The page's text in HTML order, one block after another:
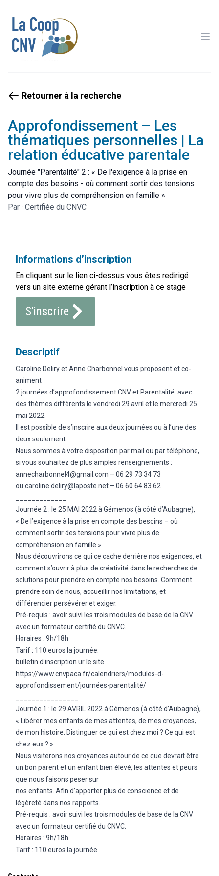
Retourner à la recherche
Approfondissement – Les
thématiques personnelles | La
relation éducative parentale
Journée "Parentalité" 2 : « De l'exigence à la prise en
compte des besoins - où comment sortir des tensions
pour vivre plus de compréhension en famille »
Par · Certifiée du CNVC
Informations d’inscription
En cliquant sur le lien ci-dessus vous êtes redirigé
vers un site externe gérant l’inscription à ce stage
S'inscrire
Descriptif
Caroline Deliry et Anne Charbonnel vous proposent et co-
animent
2 journées d’approfondissement CNV et Parentalité, avec
des thèmes différents le vendredi 29 avril et le mercredi 25
mai 2022.
Il est possible de s’inscrire aux deux journées ou à l’une des
deux seulement.
Nous sommes à votre disposition par mail ou par téléphone,
si vous souhaitez de plus amples renseignements :
annecharbonnel4@gmail.com – 06 29 73 34 73
ou caroline.deliry@laposte.net – 06 60 64 83 62
Journée 2 : le 25 MAI 2022 à Gémenos (à côté d’Aubagne),
« De l’exigence à la prise en compte des besoins – où
comment sortir des tensions pour vivre plus de
compréhension en famille »
Nous découvrirons ce qui ce cache derrière nos exigences, et
comment s’ouvrir à plus de créativité dans le recherches de
solutions pour prendre en compte nos besoins. Comment
prendre soin de nous, accueillir nos limitations, et
différencier persévérer et exiger.
Pré-requis : avoir suivi les trois modules de base de la CNV
avec un formateur certifié du CNVC.
Horaires : 9h/18h
Tarif : 110 euros la journée.
bulletin d’inscription ur le site
https://www.cnvpaca.fr/calendriers/modules-d-
approfondissement/journées-parentalité/
Journée 1 : le 29 AVRIL 2022 à Gémenos (à côté d’Aubagne),
« Libérer mes enfants de mes attentes, de mes croyances,
de mon histoire. Distinguer ce qui est chez moi ? Ce qui est
chez eux ? »
Nous visiterons nos croyances autour de ce que devrait être
un bon parent et un enfant bien élevé, les attentes et peurs
que nous faisons peser sur
nos enfants. Afin d’apporter plus de conscience et de
légèreté dans nos rapports.
Pré-requis : avoir suivi les trois modules de base de la CNV
avec un formateur certifié du CNVC.
Horaires : 9h/18h
Tarif : 110 euros la journée.